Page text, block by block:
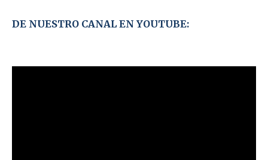
DE NUESTRO CANAL EN YOUTUBE: